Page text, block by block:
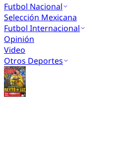
Futbol Nacional
Selección Mexicana
Futbol Internacional
Opinión
Video
Otros Deportes